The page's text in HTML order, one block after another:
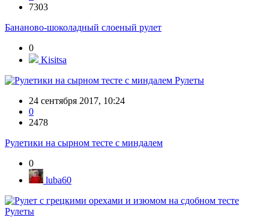
7303
Бананово-шоколадный слоеный рулет
0
Kisitsa
Рулеты
24 сентября 2017, 10:24
0
2478
Рулетики на сырном тесте с миндалем
0
luba60
Рулеты